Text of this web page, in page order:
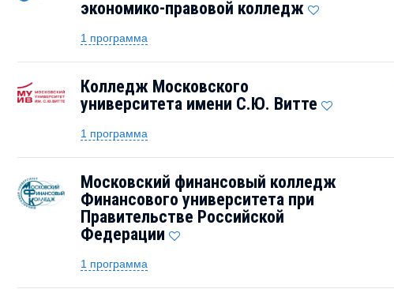
экономико-правовой колледж
1 программа
Колледж Московского
университета имени С.Ю. Витте
1 программа
Московский финансовый колледж
Финансового университета при
Правительстве Российской
Федерации
1 программа